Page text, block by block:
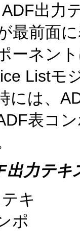
出力
最前面
ーネン
Listモ
には、
表コ
出力テキ